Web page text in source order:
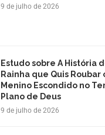
9 de julho de 2026
Estudo sobre A História
Rainha que Quis Roubar
Menino Escondido no
Plano de Deus
9 de julho de 2026